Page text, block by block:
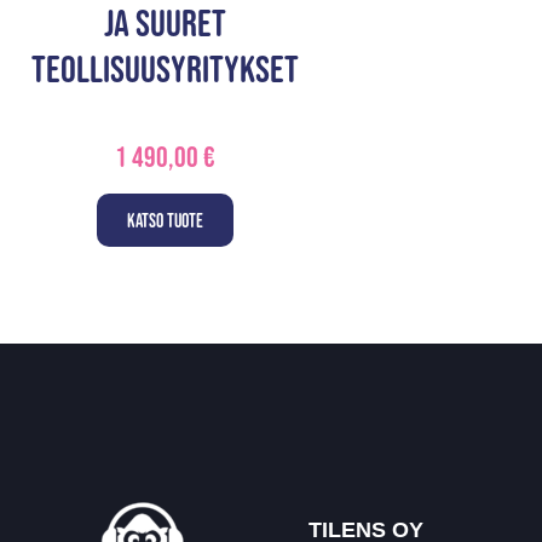
ja suuret
teollisuusyritykset
1 490,00€
Katso tuote
TILENS OY